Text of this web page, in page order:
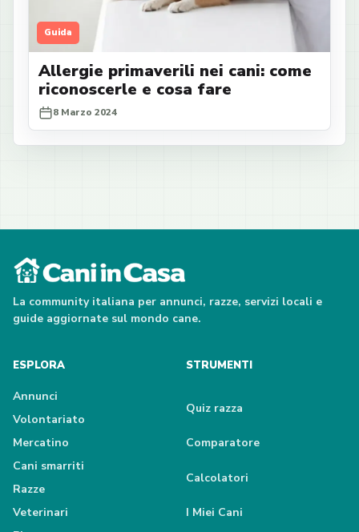
Guida
Allergie primaverili nei cani: come
riconoscerle e cosa fare
8 Marzo 2024
La community italiana per annunci, razze, servizi locali e
guide aggiornate sul mondo cane.
ESPLORA
Annunci
Volontariato
Mercatino
Cani smarriti
Razze
Veterinari
STRUMENTI
Quiz razza
Comparatore
Calcolatori
I Miei Cani